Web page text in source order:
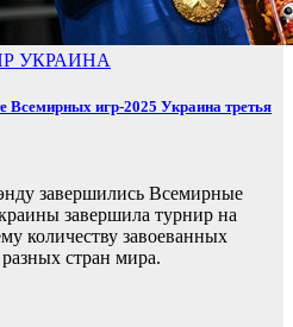
УКРАИНА
Всемирных игр-2025 Украина третья
завершились Всемирные
завершила турнир на
количеству завоеванных
стран мира.